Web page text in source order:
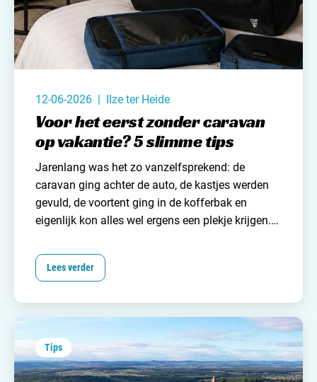
12-06-2026 | Ilze ter Heide
Voor het eerst zonder caravan
op vakantie? 5 slimme tips
Jarenlang was het zo vanzelfsprekend: de
caravan ging achter de auto, de kastjes werden
gevuld, de voortent ging in de kofferbak en
eigenlijk kon alles wel ergens een plekje krijgen.
Nog eenspelletje
een hoekje. Of een gaatje. Maar wat als je voor
Lees verder
Tips